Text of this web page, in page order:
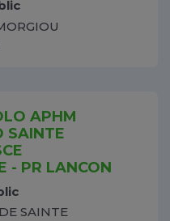
APHM
SAINTE
- PR LANCON
SAINTE